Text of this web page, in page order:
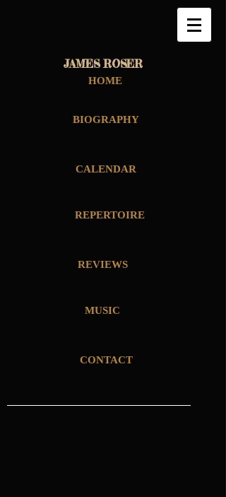
JAMES ROSER
HOME
BIOGRAPHY
CALENDAR
REPERTOIRE
REVIEWS
MUSIC
CONTACT